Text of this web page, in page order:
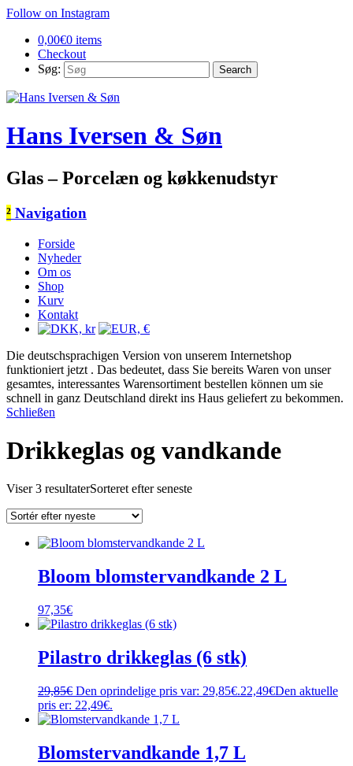
Follow on Instagram
0,00€0 items
Checkout
Søg:
Hans Iversen & Søn
Glas – Porcelæn og køkkenudstyr
² Navigation
Forside
Nyheder
Om os
Shop
Kurv
Kontakt
Die deutschsprachigen Version von unserem Internetshop
funktioniert jetzt . Das bedeutet, dass Sie bereits Waren von unser
gesamtes, interessantes Warensortiment bestellen können um sie
schnell in ganz Deutschland direkt ins Haus geliefert zu bekommen.
Schließen
Drikkeglas og vandkande
Viser 3 resultaterSorteret efter seneste
Bloom blomstervandkande 2 L
97,35€
Pilastro drikkeglas (6 stk)
29,85€ Den oprindelige pris var: 29,85€.22,49€Den aktuelle
pris er: 22,49€.
Blomstervandkande 1,7 L